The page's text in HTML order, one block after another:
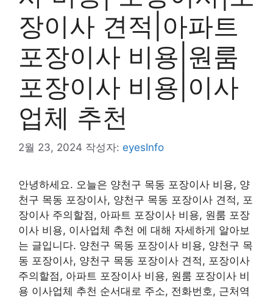
장이사 견적|아파트
포장이사 비용|원룸
포장이사 비용|이사
업체 추천
2월 23, 2024 작성자: eyesInfo
안녕하세요. 오늘은 양천구 목동 포장이사 비용, 양
천구 목동 포장이사, 양천구 목동 포장이사 견적, 포
장이사 주의할점, 아파트 포장이사 비용, 원룸 포장
이사 비용, 이사업체 추천 에 대해 자세하게 알아보
는 글입니다. 양천구 목동 포장이사 비용, 양천구 목
동 포장이사, 양천구 목동 포장이사 견적, 포장이사
주의할점, 아파트 포장이사 비용, 원룸 포장이사 비
용 이사업체 추천 순서대로 주소, 전화번호, 근처역